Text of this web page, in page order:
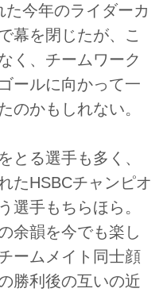
今年のライダーカ
幕を閉じたが、こ
く、チームワーク
ールに向かって一
のかもしれない。
とる選手も多く、
たHSBCチャンピオ
選手もちらほら。
余韻を今でも楽し
ームメイト同士顔
勝利後の互いの近